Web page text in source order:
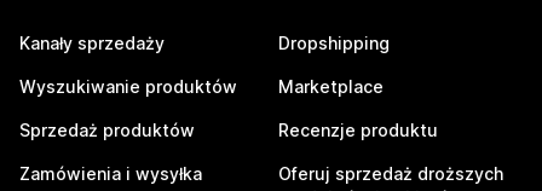
Kanały sprzedaży
Wyszukiwanie produktów
Sprzedaż produktów
Zamówienia i wysyłka
Dropshipping
Marketplace
Recenzje produktu
Oferuj sprzedaż droższych